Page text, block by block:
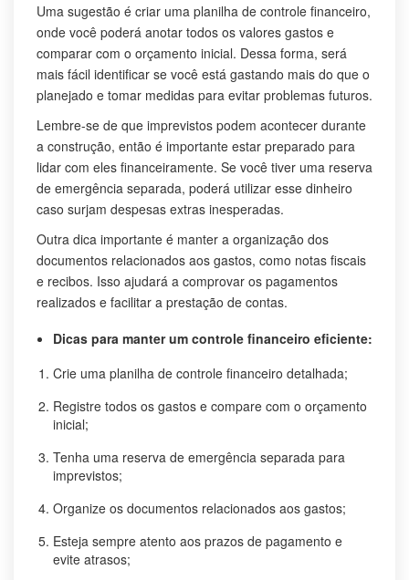
Uma sugestão é criar uma planilha de controle financeiro,
onde você poderá anotar todos os valores gastos e
comparar com o orçamento inicial. Dessa forma, será
mais fácil identificar se você está gastando mais do que o
planejado e tomar medidas para evitar problemas futuros.
Lembre-se de que imprevistos podem acontecer durante
a construção, então é importante estar preparado para
lidar com eles financeiramente. Se você tiver uma reserva
de emergência separada, poderá utilizar esse dinheiro
caso surjam despesas extras inesperadas.
Outra dica importante é manter a organização dos
documentos relacionados aos gastos, como notas fiscais
e recibos. Isso ajudará a comprovar os pagamentos
realizados e facilitar a prestação de contas.
Dicas para manter um controle financeiro eficiente:
Crie uma planilha de controle financeiro detalhada;
Registre todos os gastos e compare com o orçamento
inicial;
Tenha uma reserva de emergência separada para
imprevistos;
Organize os documentos relacionados aos gastos;
Esteja sempre atento aos prazos de pagamento e
evite atrasos;